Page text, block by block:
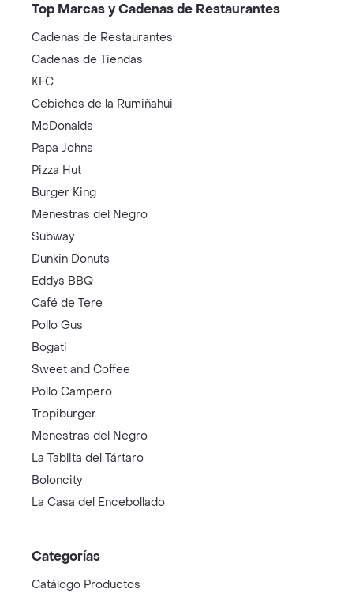
Top Marcas y Cadenas de Restaurantes
Cadenas de Restaurantes
Cadenas de Tiendas
KFC
Cebiches de la Rumiñahui
McDonalds
Papa Johns
Pizza Hut
Burger King
Menestras del Negro
Subway
Dunkin Donuts
Eddys BBQ
Café de Tere
Pollo Gus
Bogati
Sweet and Coffee
Pollo Campero
Tropiburger
Menestras del Negro
La Tablita del Tártaro
Boloncity
La Casa del Encebollado
Categorías
Catálogo Productos